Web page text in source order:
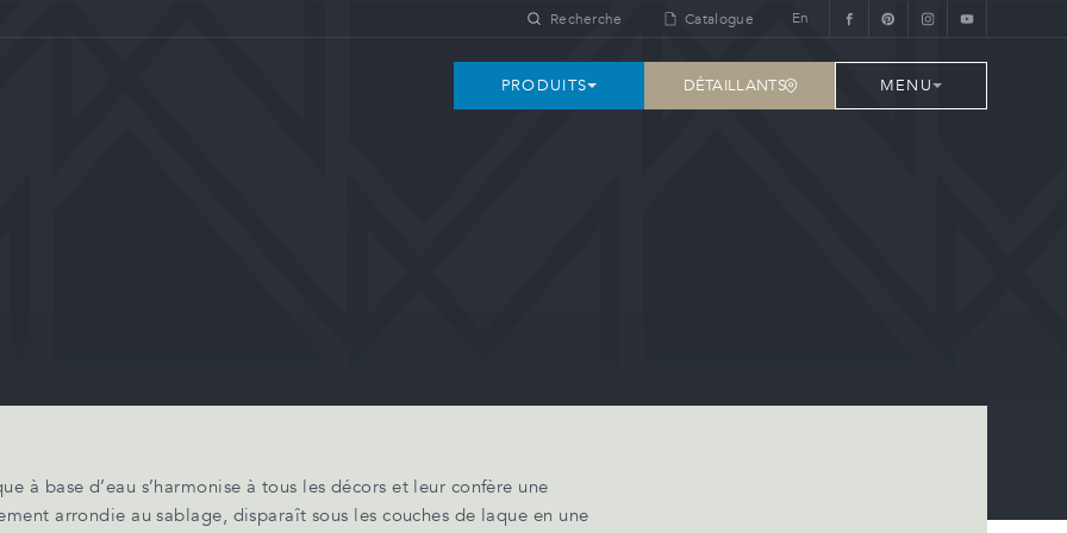
Recherche Catalogue En
PRODUITS DÉTAILLANTS MENU
à base d’eau s’harmonise à tous les décors et leur confère une
arrondie au sablage, disparaît sous les couches de laque en une